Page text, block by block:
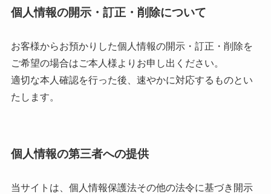
個人情報の開示・訂正・削除について
お客様からお預かりした個人情報の開示・訂正・削除を
ご希望の場合はご本人様よりお申し出ください。
適切な本人確認を行った後、速やかに対応するものとい
たします。
個人情報の第三者への提供
当サイトは、個人情報保護法その他の法令に基づき開示